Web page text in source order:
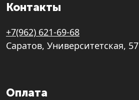
Контакты
+7(962) 621-69-68
Саратов, Университетская, 57
Оплата